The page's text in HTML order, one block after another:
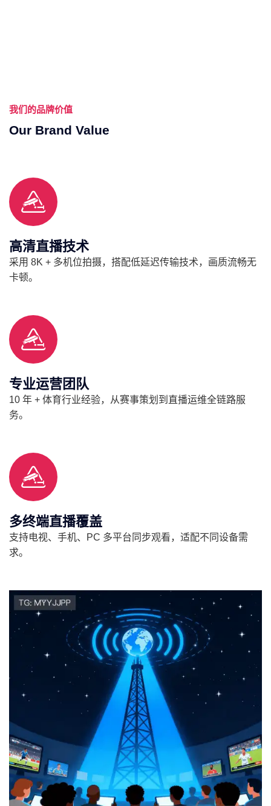
我们的品牌价值
Our Brand Value
高清直播技术
采用 8K + 多机位拍摄，搭配低延迟传输技术，画质流畅无
卡顿。
专业运营团队
10 年 + 体育行业经验，从赛事策划到直播运维全链路服
务。
多终端直播覆盖
支持电视、手机、PC 多平台同步观看，适配不同设备需
求。